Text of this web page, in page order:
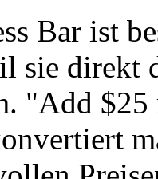
Bar ist
sie direkt
"Add $25